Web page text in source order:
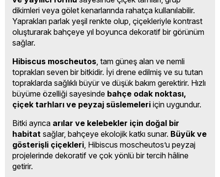
dikimleri veya gölet kenarlarında rahatça kullanılabilir.
Yaprakları parlak yeşil renkte olup, çiçekleriyle kontrast
oluşturarak bahçeye yıl boyunca dekoratif bir görünüm
sağlar.
Hibiscus moscheutos , tam güneş alan ve nemli
toprakları seven bir bitkidir. İyi drene edilmiş ve su tutan
topraklarda sağlıklı büyür ve düşük bakım gerektirir. Hızlı
büyüme özelliği sayesinde bahçe odak noktası,
çiçek tarhları ve peyzaj süslemeleri için uygundur.
Bitki ayrıca arılar ve kelebekler için doğal bir
habitat sağlar, bahçeye ekolojik katkı sunar. Büyük ve
gösterişli çiçekleri , Hibiscus moscheutos’u peyzaj
projelerinde dekoratif ve çok yönlü bir tercih hâline
getirir.